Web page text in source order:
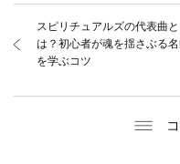
スピリチュアルズの代表曲と
は？初心者が魂を揺さぶる
を学ぶコツ